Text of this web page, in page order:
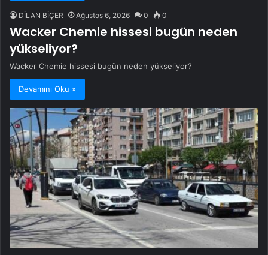
DİLAN BİÇER Ağustos 6, 2026 0 0
Wacker Chemie hissesi bugün neden
yükseliyor?
Wacker Chemie hissesi bugün neden yükseliyor?
Devamını Oku »